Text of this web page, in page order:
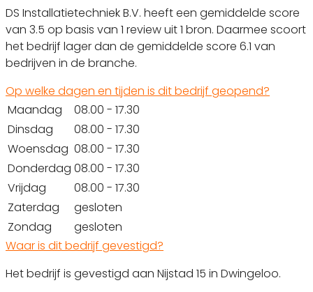
DS Installatietechniek B.V. heeft een gemiddelde score
van 3.5 op basis van 1 review uit 1 bron. Daarmee scoort
het bedrijf lager dan de gemiddelde score 6.1 van
bedrijven in de branche.
Op welke dagen en tijden is dit bedrijf geopend?
Maandag
08.00 - 17.30
Dinsdag
08.00 - 17.30
Woensdag 08.00 - 17.30
Donderdag 08.00 - 17.30
Vrijdag
08.00 - 17.30
Zaterdag
gesloten
Zondag
gesloten
Waar is dit bedrijf gevestigd?
Het bedrijf is gevestigd aan Nijstad 15 in Dwingeloo.